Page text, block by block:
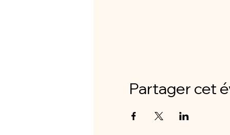
Partager cet